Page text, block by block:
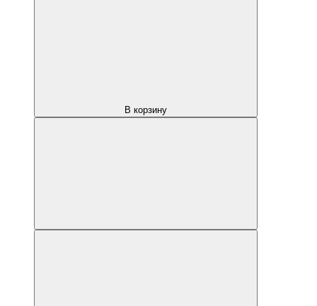
В корзину